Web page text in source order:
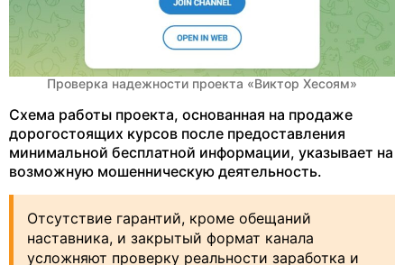
Проверка надежности проекта «Виктор Хесоям»
Схема работы проекта, основанная на продаже
дорогостоящих курсов после предоставления
минимальной бесплатной информации, указывает на
возможную мошенническую деятельность.
Отсутствие гарантий, кроме обещаний
наставника, и закрытый формат канала
усложняют проверку реальности заработка и